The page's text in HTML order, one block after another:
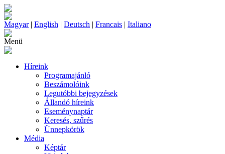
Magyar| English | Deutsch | Francais | Italiano
Menü
Híreink
Programajánló
Beszámolóink
Legutóbbi bejegyzések
Állandó híreink
Eseménynaptár
Keresés, szűrés
Ünnepkörök
Média
Képtár